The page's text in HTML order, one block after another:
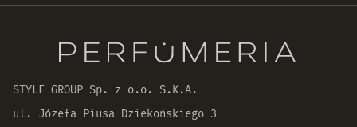
30 dni na zwrot zamówienia
STYLE GROUP Sp. z o.o. S.K.A.
ul. Józefa Piusa Dziekońskiego 3